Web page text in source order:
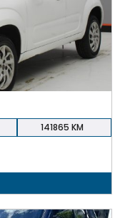
141865